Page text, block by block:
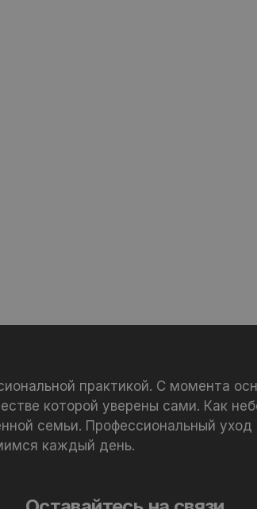
практикой. С момента
которой уверены сами. Как
семьи. Профессиональный уход
каждый день.